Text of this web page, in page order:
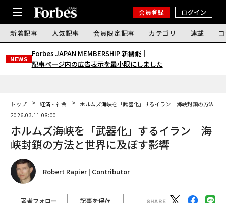
会員登録 ログイン
新着記事 人気記事 会員限定記事 カテゴリ 連載
NEWS
Forbes JAPAN MEMBERSHIP 新機能｜
記事ページ内の広告表示を最小限にしました
トップ 経済・社会
ホルムズ海峡を「武器化」するイラン 海峡封鎖の方法と世
2026.03.11 08:00
ホルムズ海峡を「武器化」するイラン 海
峡封鎖の方法と世界に及ぼす影響
Robert Rapier | Contributor
著者フォロー 記事を保存